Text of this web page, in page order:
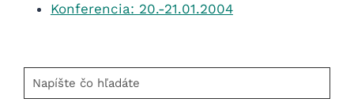
Konferencia: 20.-21.01.2004
Napíšte
čo